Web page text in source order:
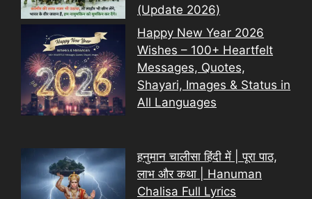
(Update 2026)
Happy New Year 2026
Wishes – 100+ Heartfelt
Messages, Quotes,
Shayari, Images & Status in
All Languages
हनुमान चालीसा हिंदी में | पूरा पाठ,
लाभ और कथा | Hanuman
Chalisa Full Lyrics